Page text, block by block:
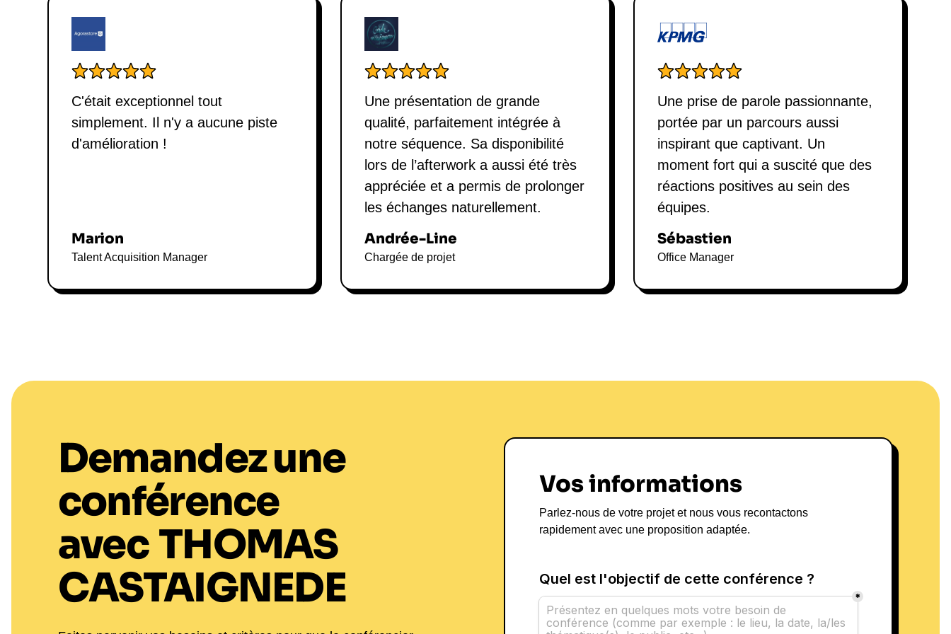
C'était exceptionnel tout
simplement. Il n'y a aucune piste
d'amélioration !
Marion
Talent Acquisition Manager
Une présentation de grande
qualité, parfaitement intégrée à
notre séquence. Sa disponibilité
lors de l’afterwork a aussi été très
appréciée et a permis de prolonger
les échanges naturellement.
Andrée-Line
Chargée de projet
Une prise de parole passionnante,
portée par un parcours aussi
inspirant que captivant. Un
moment fort qui a suscité que des
réactions positives au sein des
équipes.
Sébastien
Office Manager
Demandez une
conférence
avec THOMAS
CASTAIGNEDE
Vos informations
Parlez-nous de votre projet et nous vous recontactons
rapidement avec une proposition adaptée.